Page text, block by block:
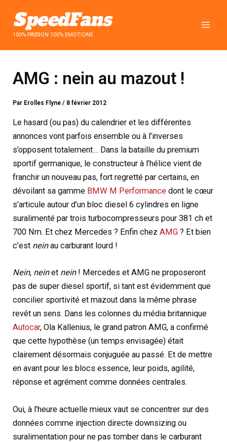
contenu100% PASSION 100% EMOTIONS
AMG : nein au mazout !
Par Erolles Flyne/ 8 février 2012
Le hasard (ou pas) du calendrier et les différentes
annonces vont parfois ensemble ou à l’inverses
s’opposent totalement… Dans la bataille du premium
sportif germanique, le constructeur à l’hélice vient de
franchir un nouveau pas, fort regretté par certains, en
dévoilant sa gamme BMW M Performance dont le cœur
s’articule autour d’un bloc diesel 6 cylindres en ligne
suralimenté par trois turbocompresseurs pour 381 ch et
700 Nm. Et chez Mercedes ? Enfin chezAMG ? Et bien
c’est neinau carburant lourd !
Nein, neinet nein! Mercedes et AMG ne proposeront
pas de super diesel sportif, si tant est évidemment que
concilier sportivité et mazout dans la même phrase
revêt un sens. Dans les colonnes du média britannique
Autocar, Ola Kallenius, le grand patron AMG, a confirmé
que cette hypothèse (un temps envisagée) était
clairement désormais conjuguée au passé. Et de mettre
en avant pour les blocs essence, leur poids, agilité,
réponse et agrément comme données centrales.
Oui, à l’heure actuelle mieux vaut se concentrer sur des
données comme injection directe downsizing ou
suralimentation pour ne pas tomber dans le carburant